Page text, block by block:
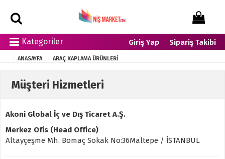
Kategoriler Giriş Yap Sipariş Takibi
ANASAYFA ARAÇ KAPLAMA ÜRÜNLERI
Müşteri Hizmetleri
Akoni Global İç ve Dış Ticaret A.Ş.
Merkez Ofis (Head Office)
Altayçeşme Mh. Bomaç Sokak No:36Maltepe / İSTANBUL